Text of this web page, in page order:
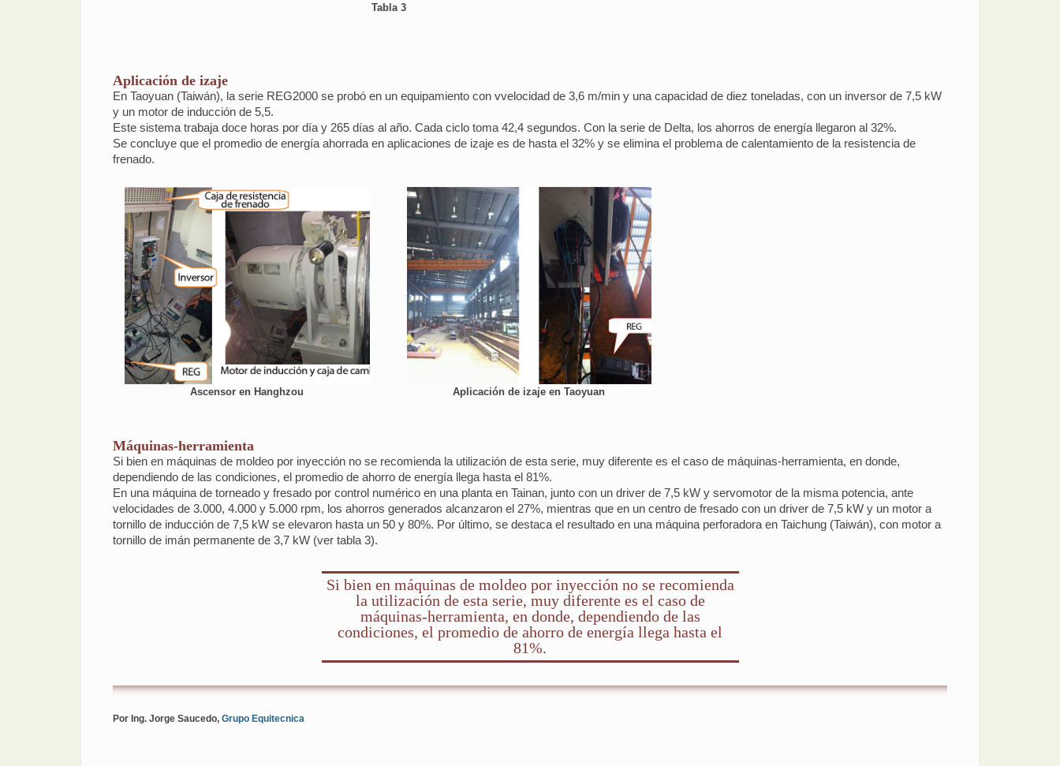
Tabla 3
Aplicación de izaje
En Taoyuan (Taiwán), la serie REG2000 se probó en un equipamiento con vvelocidad de 3,6 m/min y una capacidad de diez toneladas, con un inversor de 7,5 kW
y un motor de inducción de 5,5.
Este sistema trabaja doce horas por día y 265 días al año. Cada ciclo toma 42,4 segundos. Con la serie de Delta, los ahorros de energía llegaron al 32%.
Se concluye que el promedio de energía ahorrada en aplicaciones de izaje es de hasta el 32% y se elimina el problema de calentamiento de la resistencia de
frenado.
Ascensor en Hanghzou Aplicación de izaje en Taoyuan
Máquinas-herramienta
Si bien en máquinas de moldeo por inyección no se recomienda la utilización de esta serie, muy diferente es el caso de máquinas-herramienta, en donde,
dependiendo de las condiciones, el promedio de ahorro de energía llega hasta el 81%.
En una máquina de torneado y fresado por control numérico en una planta en Tainan, junto con un driver de 7,5 kW y servomotor de la misma potencia, ante
velocidades de 3.000, 4.000 y 5.000 rpm, los ahorros generados alcanzaron el 27%, mientras que en un centro de fresado con un driver de 7,5 kW y un motor a
tornillo de inducción de 7,5 kW se elevaron hasta un 50 y 80%. Por último, se destaca el resultado en una máquina perforadora en Taichung (Taiwán), con motor a
tornillo de imán permanente de 3,7 kW (ver tabla 3).
Si bien en máquinas de moldeo por inyección no se recomienda
la utilización de esta serie, muy diferente es el caso de
máquinas-herramienta, en donde, dependiendo de las
condiciones, el promedio de ahorro de energía llega hasta el
81%.
Por Ing. Jorge Saucedo, Grupo Equitecnica